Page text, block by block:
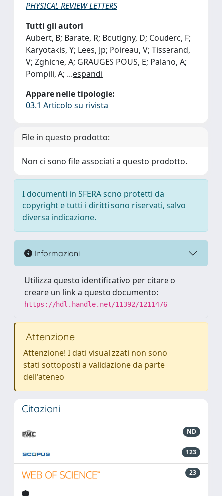
PHYSICAL REVIEW LETTERS
Tutti gli autori
Aubert, B; Barate, R; Boutigny, D; Couderc, F;
Karyotakis, Y; Lees, Jp; Poireau, V; Tisserand,
V; Zghiche, A; GRAUGES POUS, E; Palano, A;
Pompili, A; ...espandi
Appare nelle tipologie:
03.1 Articolo su rivista
File in questo prodotto:
Non ci sono file associati a questo prodotto.
I documenti in SFERA sono protetti da
copyright e tutti i diritti sono riservati, salvo
diversa indicazione.
Informazioni
Utilizza questo identificativo per citare o
creare un link a questo documento:
https://hdl.handle.net/11392/1211476
Attenzione
Attenzione! I dati visualizzati non sono
stati sottoposti a validazione da parte
dell'ateneo
Citazioni
ND
123
23